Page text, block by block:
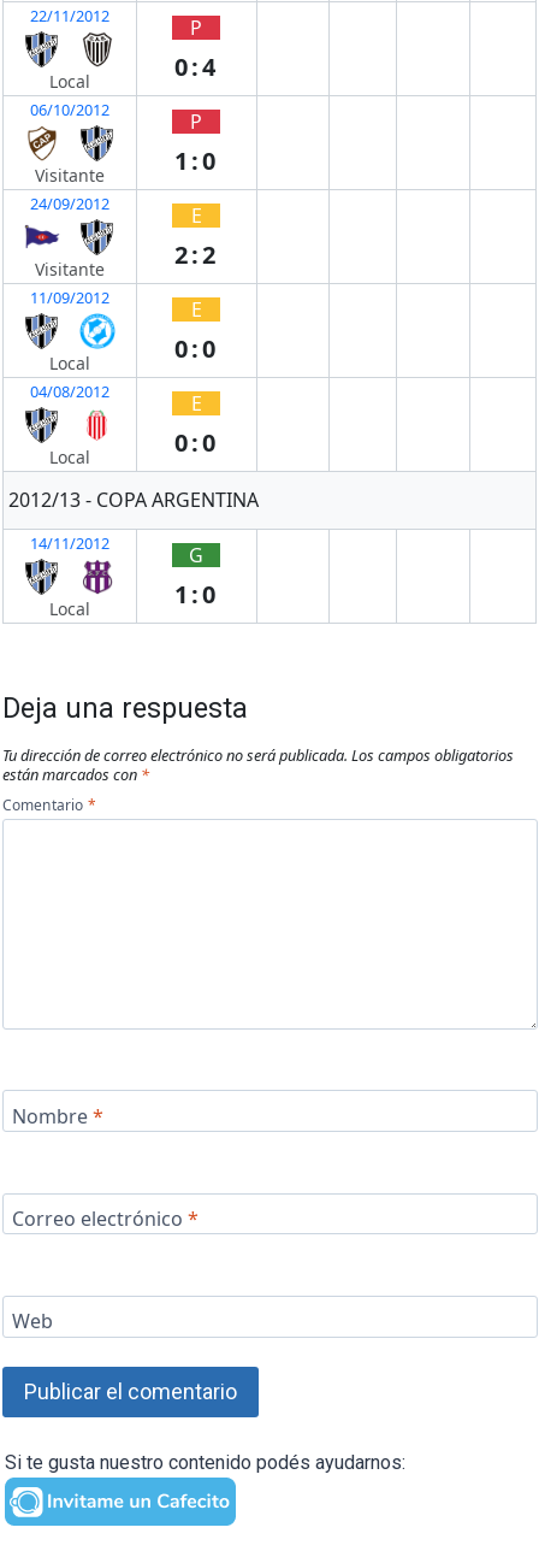
22/11/2012
Local
P
0:4
06/10/2012
Visitante
P
1:0
24/09/2012
Visitante
E
2:2
11/09/2012
Local
E
0:0
04/08/2012
Local
E
0:0
2012/13 - COPA ARGENTINA
14/11/2012
Local
G
1:0
Deja una respuesta
Tu dirección de correo electrónico no será publicada. Los campos obligatorios
están marcados con *
Comentario *
Nombre*
Correo electrónico *
Web
Si te gusta nuestro contenido podés ayudarnos: